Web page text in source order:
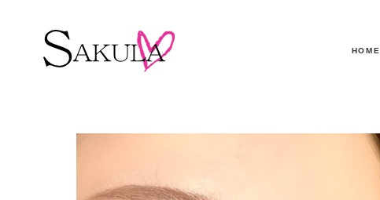
HOME
ホーム
メニュー・プロダクト投稿